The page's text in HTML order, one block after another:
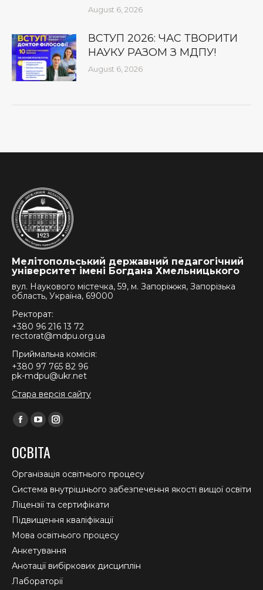
August 6, 2026
ВСТУП 2026: ЧАС ТВОРИТИ
НАУКУ РАЗОМ З МДПУ!
August 6, 2026
Мелітопольський державний педагогічний
університет імені Богдана Хмельницького
вул. Наукового містечка, 59, м. Запоріжжя, Запорізька
область, Україна, 69000
Ректорат:
+380 96 216 13 72
rectorat@mdpu.org.ua
Приймальна комісія:
+380 97 765 82 96
pk-mdpu@ukr.net
Стара версія сайту
Find us on:
Facebook
opens
in
new
window
YouTube
opens
in
new
window
Instagram
in
new
window
ОСВІТА
Організація освітнього процесу
Система внутрішнього забезпечення якості вищої освіти
Ліцензії та сертифікати
Підвищення кваліфікації
Мова освітнього процесу
Анкетування
Анотації вибіркових дисциплін
Лабораторії